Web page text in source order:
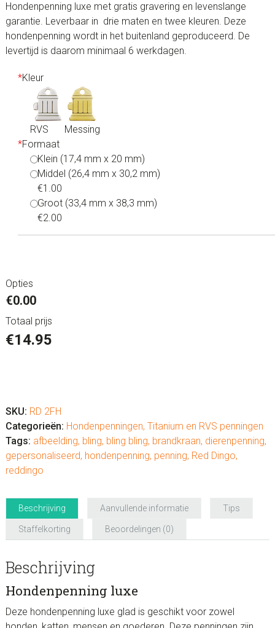
Hondenpenning luxe met gratis gravering en levenslange
garantie. Leverbaar in drie maten en twee kleuren. Deze
hondenpenning wordt in het buitenland geproduceerd. De
levertijd is daarom minimaal 6 werkdagen.
*Kleur
RVS
Messing
*Formaat
Klein (17,4 mm x 20 mm)
Middel (26,4 mm x 30,2 mm)
€1.00
Groot (33,4 mm x 38,3 mm)
€2.00
Opties
€0.00
Totaal prijs
€14.95
"brandkraan"
RVS
of
messing
aantal
SKU: RD 2FH
Categorieën: Hondenpenningen, Titanium en RVS penningen
Tags: afbeelding, bling, bling bling, brandkraan, dierenpenning,
gepersonaliseerd, hondenpenning, penning, Red Dingo,
reddingo
Beschrijving Aanvullende informatie Tips
Staffelkorting Beoordelingen (0)
Beschrijving
Hondenpenning luxe
Deze hondenpenning luxe glad is geschikt voor zowel